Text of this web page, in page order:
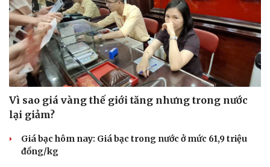
Vì sao giá vàng thế giới tăng nhưng trong nước
lại giảm?
Giá bạc hôm nay: Giá bạc trong nước ở mức 61,9 triệu
đồng/kg